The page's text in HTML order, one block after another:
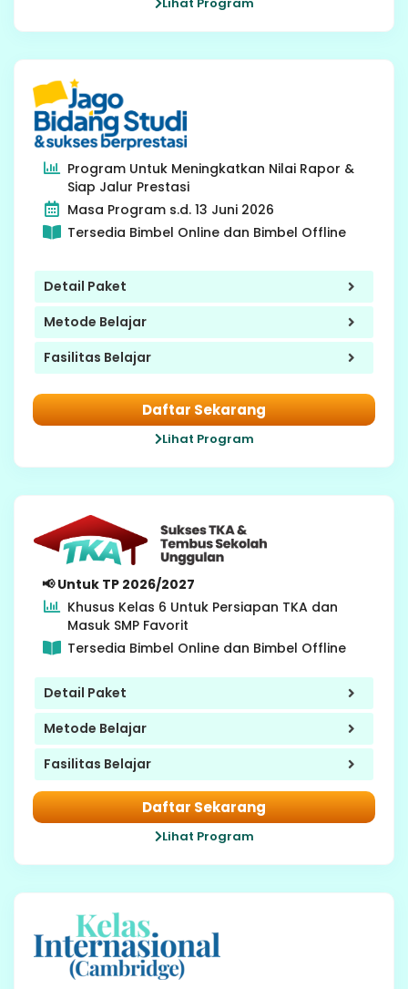
Program Untuk Meningkatkan Nilai Rapor &
Siap Jalur Prestasi
Masa Program s.d. 13 Juni 2026
Tersedia Bimbel Online dan Bimbel Offline
Detail Paket
Metode Belajar
Fasilitas Belajar
Daftar Sekarang
Lihat Program
📢 Untuk TP 2026/2027
Khusus Kelas 6 Untuk Persiapan TKA dan
Masuk SMP Favorit
Tersedia Bimbel Online dan Bimbel Offline
Detail Paket
Metode Belajar
Fasilitas Belajar
Daftar Sekarang
Lihat Program